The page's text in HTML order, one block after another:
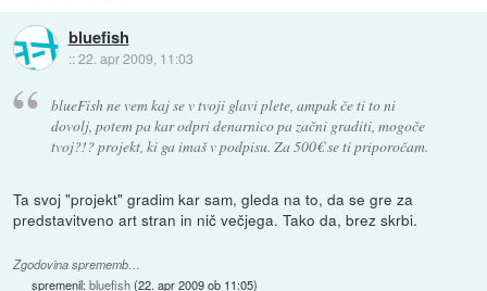
bluefish
::22. apr 2009, 11:03
blueFish ne vem kaj se v tvoji glavi plete, ampak če ti to ni
dovolj, potem pa kar odpri denarnico pa začni graditi, mogoče
tvoj?!? projekt, ki ga imaš v podpisu. Za 500€ se ti priporočam.
Ta svoj "projekt" gradim kar sam, gleda na to, da se gre za
predstavitveno art stran in nič večjega. Tako da, brez skrbi.
Zgodovina sprememb…
spremenil:bluefish(22. apr 2009 ob 11:05)